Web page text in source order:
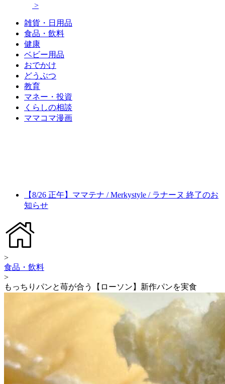
>
雑貨・日用品
食品・飲料
健康
ベビー用品
おでかけ
どうぶつ
教育
マネー・投資
くらしの相談
ママコマ漫画
【8/26 正午】ママテナ / Merkystyle / ラナーヌ 終了のお
知らせ
>
食品・飲料
>
もっちりパンと苺が合う【ローソン】新作パンを実食